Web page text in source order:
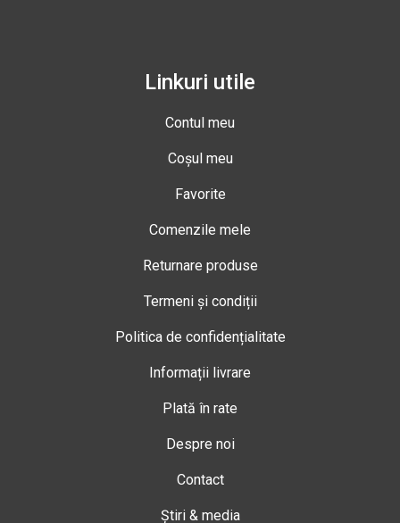
Linkuri utile
Contul meu
Coșul meu
Favorite
Comenzile mele
Returnare produse
Termeni și condiții
Politica de confidențialitate
Informații livrare
Plată în rate
Despre noi
Contact
Știri & media